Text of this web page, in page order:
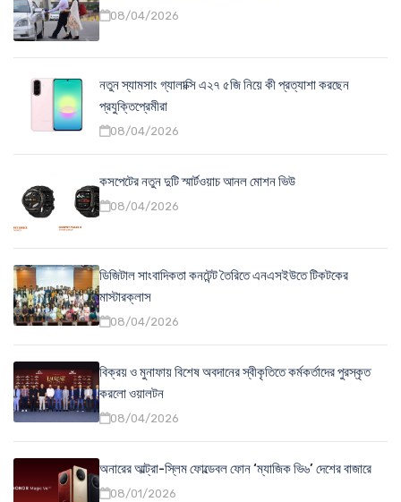
08/04/2026
নতুন স্যামসাং গ্যালাক্সি এ২৭ ৫জি নিয়ে কী প্রত্যাশা করছেন
প্রযুক্তিপ্রেমীরা
08/04/2026
কসপেটের নতুন দুটি স্মার্টওয়াচ আনল মোশন ভিউ
08/04/2026
ডিজিটাল সাংবাদিকতা কনটেন্ট তৈরিতে এনএসইউতে টিকটকের
মাস্টারক্লাস
08/04/2026
বিক্রয় ও মুনাফায় বিশেষ অবদানের স্বীকৃতিতে কর্মকর্তাদের পুরস্কৃত
করলো ওয়ালটন
08/04/2026
অনারের আল্ট্রা-স্লিম ফোল্ডেবল ফোন ‘ম্যাজিক ভি৬’ দেশের বাজারে
08/01/2026